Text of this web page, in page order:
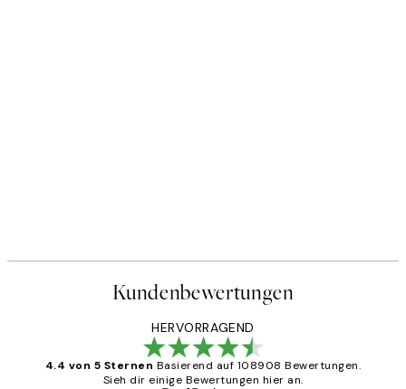
Kundenbewertungen
HERVORRAGEND
4.4 von 5 Sternen Basierend auf 108908 Bewertungen.
Sieh dir einige Bewertungen hier an.